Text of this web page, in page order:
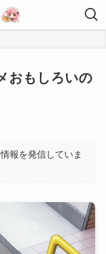
おもしろいの
報を発信していま